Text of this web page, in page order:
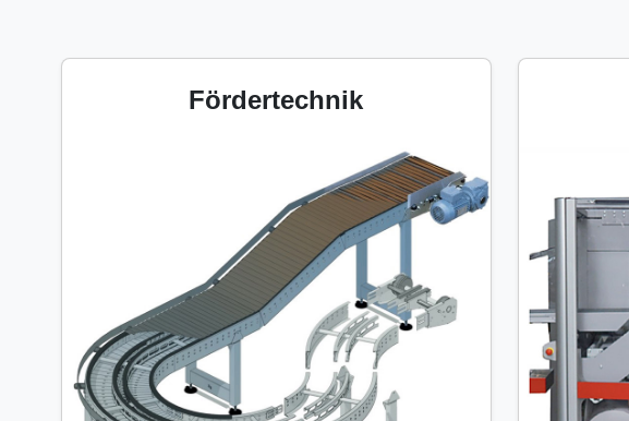
Fördertechnik